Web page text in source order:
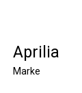
Aprilia
Marke